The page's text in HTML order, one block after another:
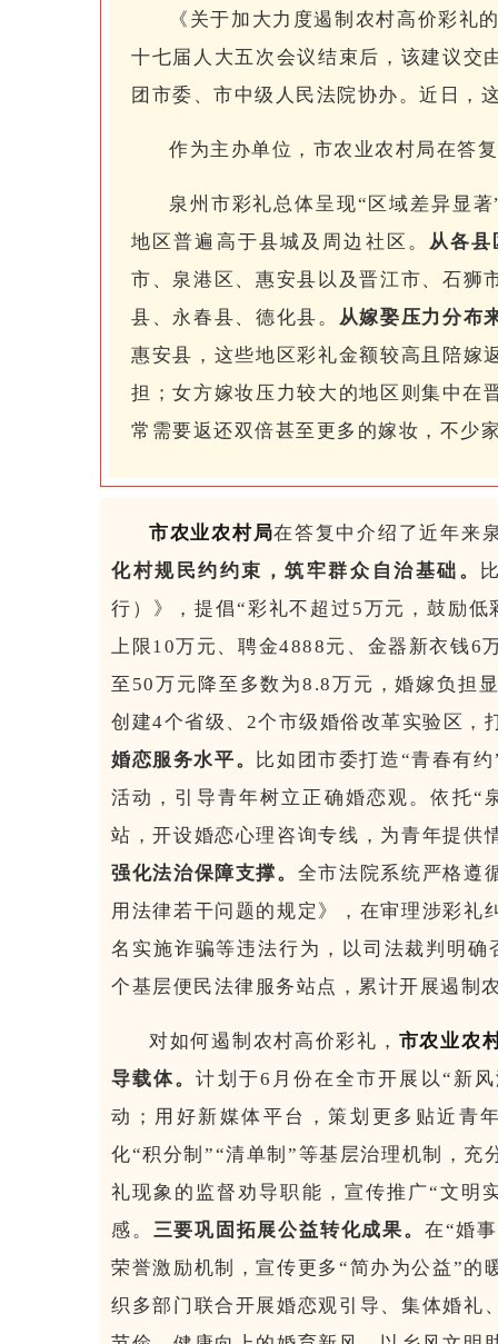
《关于加大力度遏制农村高价彩礼
十七届人大五次会议结束后，该建议交
团市委、市中级人民法院协办。近日，
作为主办单位，市农业农村局在答
泉州市彩礼总体呈现“区域差异显
地区普遍高于县城及周边社区。 从各
市、泉港区、惠安县以及晋江市、石狮
县、永春县、德化县。 从嫁娶压力分布
惠安县，这些地区彩礼金额较高且陪嫁
担；女方嫁妆压力较大的地区则集中在
常需要返还双倍甚至更多的嫁妆，不少
市农业农村局在答复中介绍了近年来
化村规民约约束，筑牢群众自治基础。
行）》，提倡“彩礼不超过5万元，鼓励
上限10万元、聘金4888元、金器新衣钱6
至50万元降至多数为8.8万元，婚嫁负担
创建4个省级、2个市级婚俗改革实验区，
婚恋服务水平。 比如团市委打造“青春有
活动，引导青年树立正确婚恋观。依托“
站，开设婚恋心理咨询专线，为青年提供
强化法治保障支撑。 全市法院系统严格遵
用法律若干问题的规定》，在审理涉彩礼
名实施诈骗等违法行为，以司法裁判明
个基层便民法律服务站点，累计开展遏制
对如何遏制农村高价彩礼， 市农业农
导载体。计划于6月份在全市开展以“新
动；用好新媒体平台，策划更多贴近青
化“积分制”“清单制”等基层治理机制，
礼现象的监督劝导职能，宣传推广“文明
感。 三要巩固拓展公益转化成果。 在“婚
荣誉激励机制，宣传更多“简办为公益”的
织多部门联合开展婚恋观引导、集体婚礼